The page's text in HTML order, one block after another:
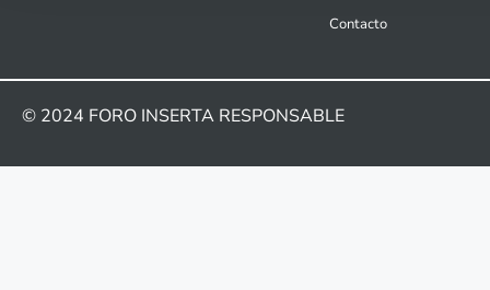
Contacto
© 2024 FORO INSERTA RESPONSABLE